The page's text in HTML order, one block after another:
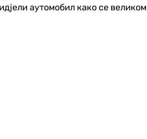
аутомобил како се